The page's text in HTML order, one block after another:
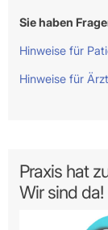
Sie haben
Hinweise für
Hinweise für
Praxis hat
Wir sind da!